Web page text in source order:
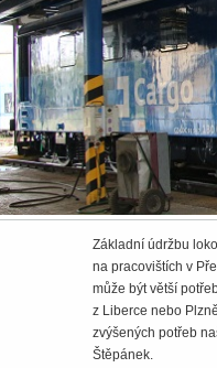
Základní údržbu
na pracovištích v
může být větší
z Liberce nebo
zvýšených potřeb
Štěpánek.